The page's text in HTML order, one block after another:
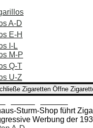
A-D
E-H
I-L
M-P
Q-T
U-Z
Zigaretten Öffne
Sturm-Shop führt
Werbung der